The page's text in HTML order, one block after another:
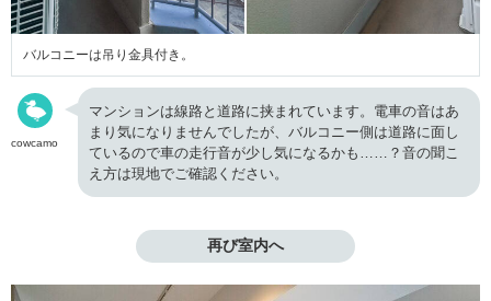
バルコニーは吊り金具付き。
cowcamo
マンションは線路と道路に挟まれています。電車の音はあ
まり気になりませんでしたが、バルコニー側は道路に面し
ているので車の走行音が少し気になるかも……？音の聞こ
え方は現地でご確認ください。
再び室内へ